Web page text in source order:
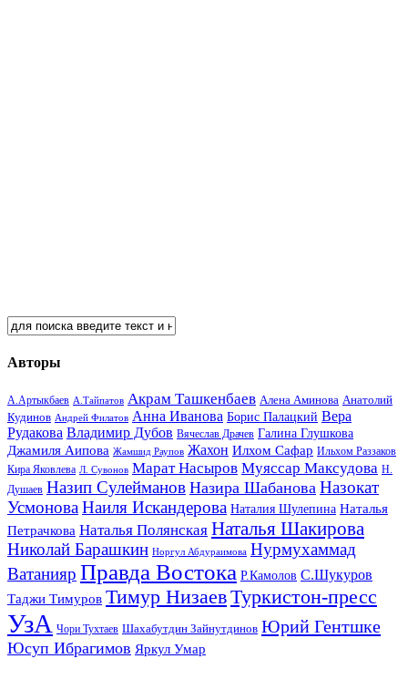
Авторы
А.Артыкбаев А.Тайпатов Акрам Ташкенбаев Алена Аминова Анатолий
Кудинов Андрей Филатов Анна Иванова Борис Палацкий Вера
Рудакова Владимир Дубов Вячеслав Драчев Галина Глушкова
Джамиля Аипова Жамшид Раупов Жахон Илхом Сафар Ильхом Раззаков
Кира Яковлева Л. Сувонов Марат Насыров Муяссар Максудова Н.
Душаев Назип Сулейманов Назира Шабанова Назокат
УсмоноваНаиля Искандерова Наталия Шулепина Наталья
Петрачкова Наталья Полянская Наталья Шакирова
Николай Барашкин Норгул Абдураимова Нурмухаммад
Ватанияр Правда Востока Р.Камолов С.Шукуров
Таджи Тимуров Тимур НизаевТуркистон-пресс
УзА Чори Тухтаев Шахабутдин Зайнутдинов Юрий Гентшке
Юсуп Ибрагимов Яркул Умар